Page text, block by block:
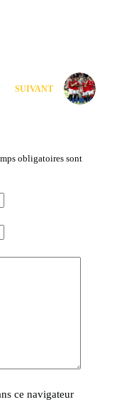
SUIVANT
obligatoires sont
ce navigateur